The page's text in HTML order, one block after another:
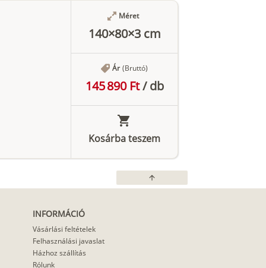
Méret
140×80×3 cm
Ár (Bruttó)
145 890 Ft/db
Kosárba teszem
arrow_upward
INFORMÁCIÓ
Vásárlási feltételek
Felhasználási javaslat
Házhoz szállítás
Rólunk